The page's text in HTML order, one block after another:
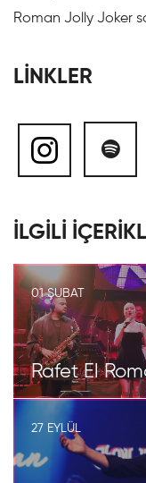
Roman Jolly Joker
LİNKLER
İLGİLİ
01 ŞUBAT
Rafet El
27 EYLÜL